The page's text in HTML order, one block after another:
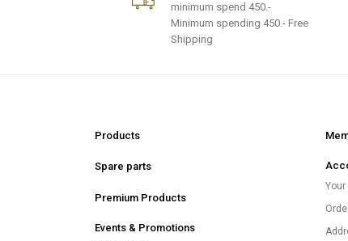
minimum spend 450.-
Minimum spending 450.- Free
Shipping
Products
Spare parts
Premium Products
Events & Promotions
Your